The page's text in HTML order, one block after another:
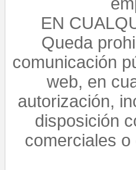
EN
Queda
comunicación
web, en
autorización,
disposición
comerciales